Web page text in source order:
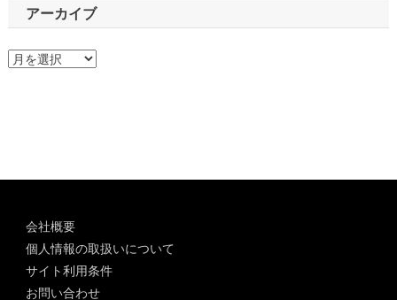
アーカイブ
ア
会社概要
個人情報の取扱いについて
サイト利用条件
お問い合わせ